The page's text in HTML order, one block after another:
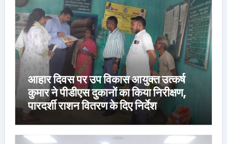
आहार दिवस पर उप विकास आयुक्त उत्कर्ष
कुमार ने पीडीएस दुकानों का किया निरीक्षण,
पारदर्शी राशन वितरण के दिए निर्देश